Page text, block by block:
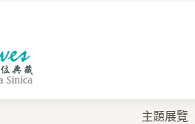
主題展覽